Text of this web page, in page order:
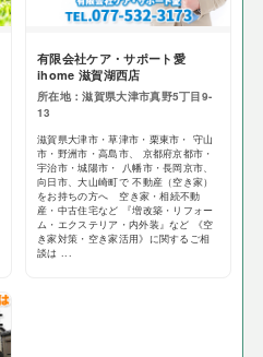
有限会社ケア・サポート愛
ihome 滋賀湖西店
所在地：滋賀県大津市真野5丁目9-
13
滋賀県大津市・草津市・栗東市・ 守山
市・野洲市・高島市、 京都府京都市・
宇治市・城陽市・ 八幡市・長岡京市、
向日市、大山崎町で 不動産（空き家）
をお持ちの方へ 空き家・相続不動
産・中古住宅など 『増改築・リフォー
ム・エクステリア・内外装』など 《空
き家対策・空き家活用》に関するご相
談は ...